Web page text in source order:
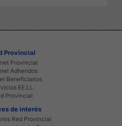
Provincial
Provincial
Adheridos
Beneficiarios
EE.LL.
Provincial
de interés
Red Provincial